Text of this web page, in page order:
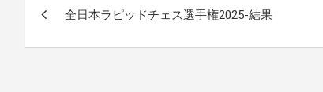
全日本ラピッドチェス選手権2025-結果